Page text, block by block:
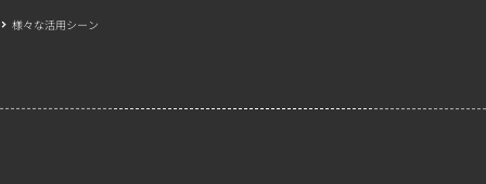
様々な活用シーン